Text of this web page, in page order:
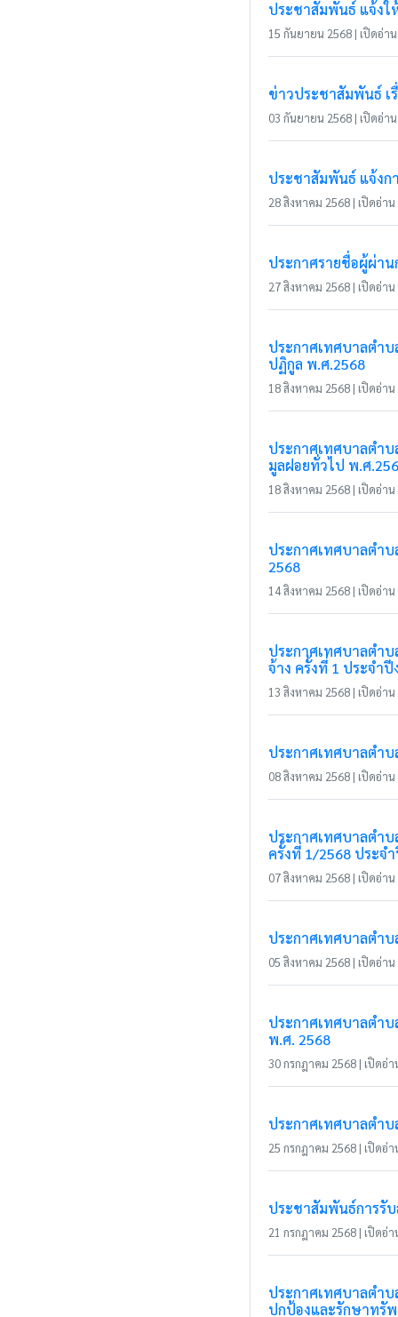
ประชาสัมพันธ์ แจ้งใ
15 กันยายน 2568 | เปิดอ่า
ข่าวประชาสัมพันธ์ เ
03 กันยายน 2568 | เปิดอ่า
ประชาสัมพันธ์ แจ้งก
28 สิงหาคม 2568 | เปิดอ่าน
ประกาศรายชื่อผู้ผ่า
27 สิงหาคม 2568 | เปิดอ่าน
ประกาศเทศบาลตำ
ปฏิกูล พ.ศ.2568
18 สิงหาคม 2568 | เปิดอ่าน
ประกาศเทศบาลตำ
มูลฝอยทั่วไป พ.ศ
18 สิงหาคม 2568 | เปิดอ่าน
ประกาศเทศบาลตำ
2568
14 สิงหาคม 2568 | เปิดอ่าน
ประกาศเทศบาลตำ
จ้าง ครั้งที่ 1 ประจำ
13 สิงหาคม 2568 | เปิดอ่าน
ประกาศเทศบาลตำ
08 สิงหาคม 2568 | เปิดอ่าน
ประกาศเทศบาลตำบ
ครั้งที่ 1/2568 ประจ
07 สิงหาคม 2568 | เปิดอ่าน
ประกาศเทศบาลตำ
05 สิงหาคม 2568 | เปิดอ่าน
ประกาศเทศบาลตำ
พ.ศ. 2568
30 กรกฎาคม 2568 | เปิดอ่า
ประกาศเทศบาลตำ
25 กรกฎาคม 2568 | เปิดอ่า
ประชาสัมพันธ์การรั
21 กรกฎาคม 2568 | เปิดอ่า
ประกาศเทศบาลตำ
ปกป้องและรักษาทรั